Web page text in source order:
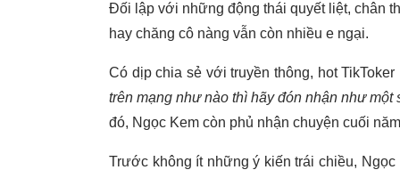
Đối lập với những động thái quyết liệt, chân
hay chăng cô nàng vẫn còn nhiều e ngại.
Có dịp chia sẻ với truyền thông, hot
trên mạng như nào thì hãy đón nhận như
đó, Ngọc Kem còn phủ nhận chuyện cuối
Trước không ít những ý kiến trái chiều,